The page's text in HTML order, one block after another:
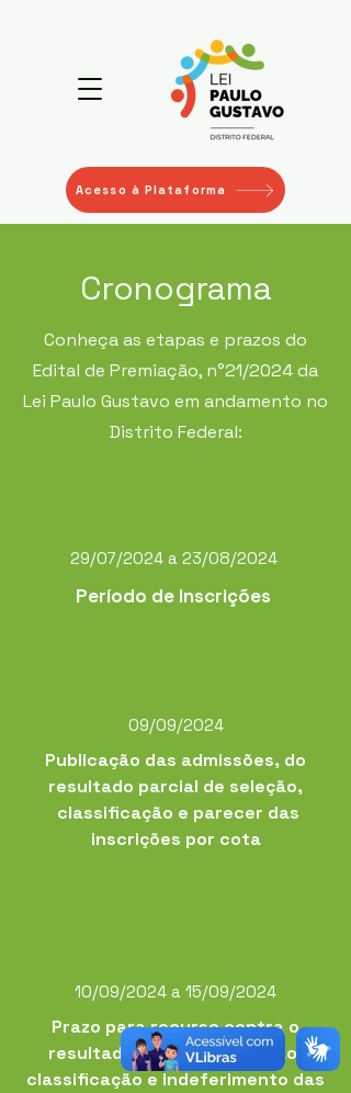
Acesso à Plataforma
Cronograma
Conheça as etapas e prazos do
Edital de Premiação, n°21/2024 da
Lei Paulo Gustavo em andamento no
Distrito Federal:
29/07/2024 a 23/08/2024
Período de Inscrições
09/09/2024
Publicação das admissões, do
resultado parcial de seleção,
classificação e parecer das
inscrições por cota
10/09/2024 a 15/09/2024
Prazo para recurso contra o
resultado parcial de seleção,
classificação e indeferimento das